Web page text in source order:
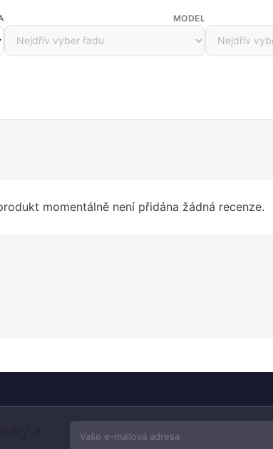
MODEL
momentálně není přidána žádná recenze.
a